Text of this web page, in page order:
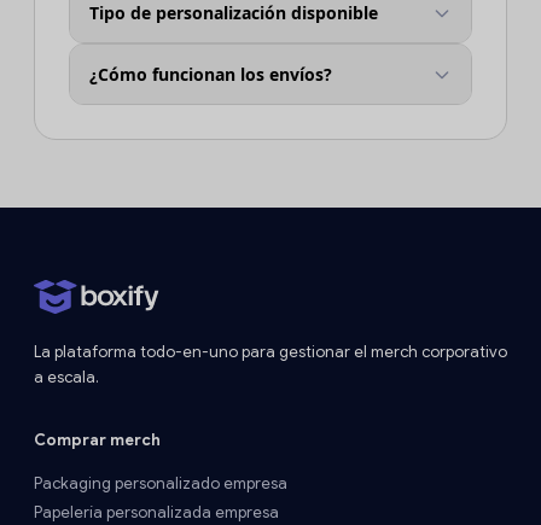
Tipo de personalización disponible
¿Cómo funcionan los envíos?
La plataforma todo-en-uno para gestionar el merch corporativo
a escala.
Comprar merch
Packaging personalizado empresa
Papelería personalizada empresa